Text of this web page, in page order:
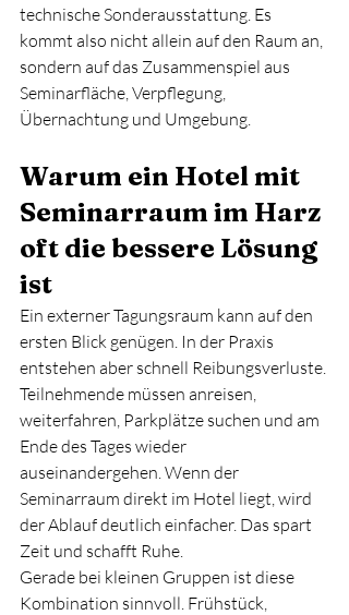
technische Sonderausstattung. Es
kommt also nicht allein auf den Raum an,
sondern auf das Zusammenspiel aus
Seminarfläche, Verpflegung,
Übernachtung und Umgebung.
Warum ein Hotel mit
Seminarraum im Harz
oft die bessere Lösung
ist
Ein externer Tagungsraum kann auf den
ersten Blick genügen. In der Praxis
entstehen aber schnell Reibungsverluste.
Teilnehmende müssen anreisen,
weiterfahren, Parkplätze suchen und am
Ende des Tages wieder
auseinandergehen. Wenn der
Seminarraum direkt im Hotel liegt, wird
der Ablauf deutlich einfacher. Das spart
Zeit und schafft Ruhe.
Gerade bei kleinen Gruppen ist diese
Kombination sinnvoll. Frühstück,